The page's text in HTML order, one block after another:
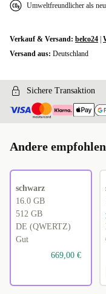
Umweltfreundlicher als neu
Verkauf & Versand: belco24
Versand aus: Deutschland
Sichere Transaktion
Andere
schwarz
16.0 GB
512 GB
DE (QWERTZ)
Gut
669,00 €